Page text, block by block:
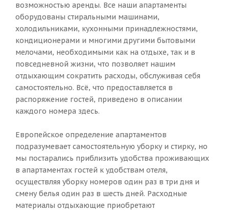
возможностью аренды. Все наши апартаменты
оборудованы стиральными машинами,
холодильниками, кухонными принадлежностями,
кондиционерами и многими другими бытовыми
мелочами, необходимыми как на отдыхе, так и в
повседневной жизни, что позволяет нашим
отдыхающим сократить расходы, обслуживая себя
самостоятельно. Всё, что предоставляется в
распоряжение гостей, приведено в описании
каждого номера здесь.
Европейское определение апартаментов
подразумевает самостоятельную уборку и стирку, но
мы постарались приблизить удобства проживающих
в апартаментах гостей к удобствам отеля,
осуществляя уборку номеров один раз в три дня и
смену белья один раз в шесть дней. Расходные
материалы отдыхающие приобретают